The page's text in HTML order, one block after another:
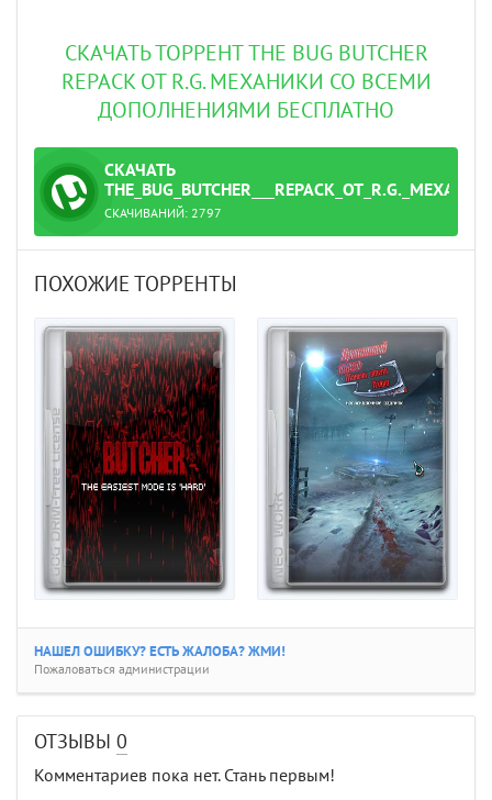
СКАЧАТЬ ТОРРЕНТ THE BUG BUTCHER
REPACK ОТ R.G. МЕХАНИКИ СО ВСЕМИ
ДОПОЛНЕНИЯМИ БЕСПЛАТНО
СКАЧАТЬ
ТОРРЕНТ
СКАЧИВАНИЙ: 2797
ПОХОЖИЕ ТОРРЕНТЫ
НАШЕЛ ОШИБКУ? ЕСТЬ ЖАЛОБА? ЖМИ!
Пожаловаться администрации
ОТЗЫВЫ 0
Комментариев пока нет. Стань первым!